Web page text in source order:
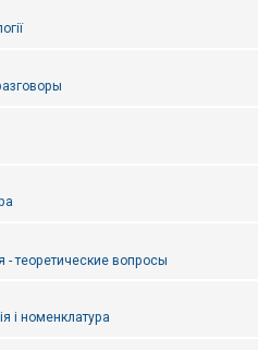
- теоретические вопросы
і номенклатура